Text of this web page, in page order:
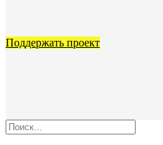
Поддержать проект